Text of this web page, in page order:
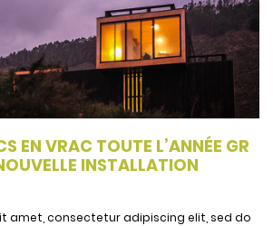
EN VRAC TOUTE L’ANNÉE GR
INSTALLATION
amet, consectetur adipiscing elit, sed do